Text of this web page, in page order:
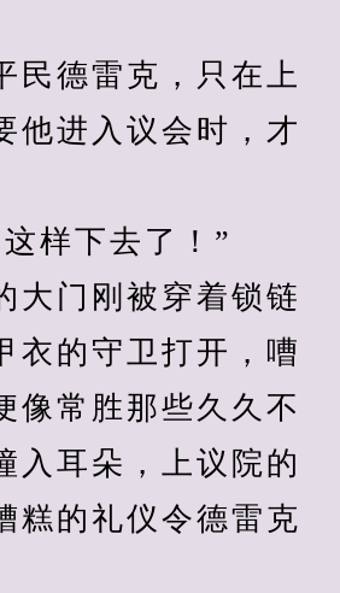
德雷克，只在上
他进入议会时，才
下去了！”
门刚被穿着锁链
衣的守卫打开，嘈
像常胜那些久久不
入耳朵，上议院的
糕的礼仪令德雷克